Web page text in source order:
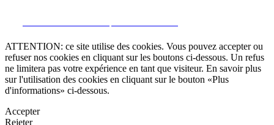
ATTENTION: ce site utilise des cookies. Vous pouvez accepter ou
refuser nos cookies en cliquant sur les boutons ci-dessous. Un refus
ne limitera pas votre expérience en tant que visiteur. En savoir plus
sur l'utilisation des cookies en cliquant sur le bouton «Plus
d'informations» ci-dessous.
Accepter
Rejeter